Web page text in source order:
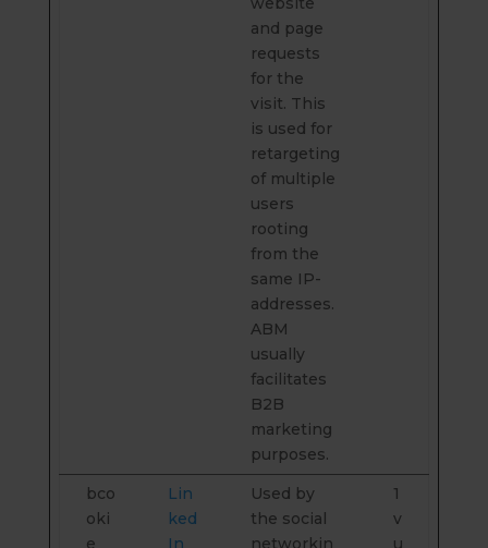
and page
requests
for the
visit. This
is used for
retargeting
of multiple
users
rooting
from the
same IP-
addresses.
ABM
usually
facilitates
B2B
marketing
purposes.
bco
oki
e
Lin
ked
In
Used by
the social
networkin
1
v
u